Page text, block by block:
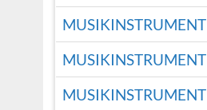
MUSIKINSTRUMENT
MUSIKINSTRUMENT
MUSIKINSTRUMENT